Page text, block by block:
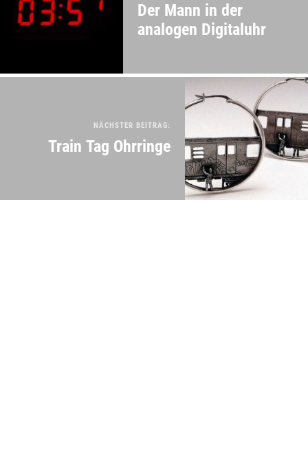
Der Mann in der
analogen Digitaluhr
NÄCHSTER BEITRAG:
Train Tag Ohrringe